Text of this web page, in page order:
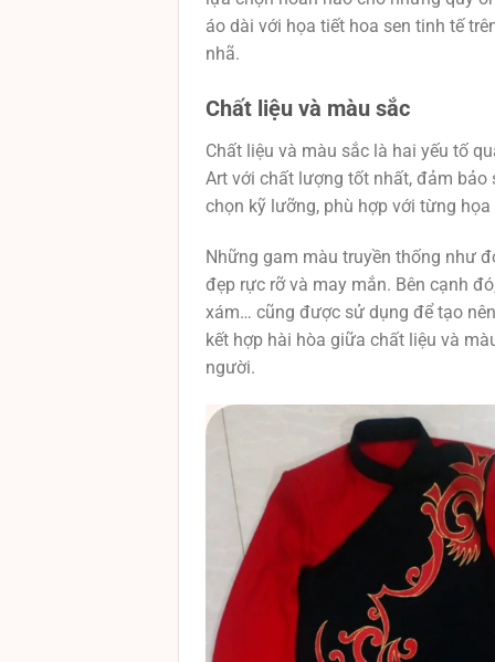
áo dài với họa tiết hoa sen tinh tế
nhã.
Chất liệu và màu sắc
Chất liệu và màu sắc là hai yếu tố
Art với chất lượng tốt nhất, đảm
chọn kỹ lưỡng, phù hợp với từng
Những gam màu truyền thống như
đẹp rực rỡ và may mắn. Bên cạnh
xám… cũng được sử dụng để tạo
kết hợp hài hòa giữa chất liệu và
người.